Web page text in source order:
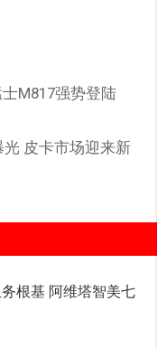
M817强势登陆
光 皮卡市场迎来新
根基 阿维塔智美七